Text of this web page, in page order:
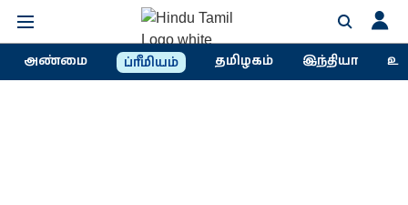
அண்மை ப்ரீமியம் தமிழகம் இந்தியா